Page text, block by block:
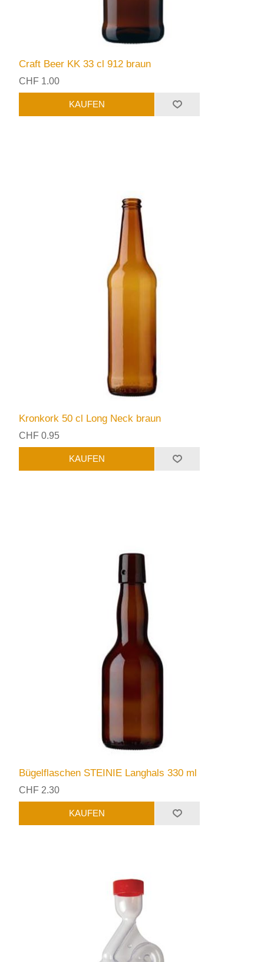
Craft Beer KK 33 cl 912 braun
CHF 1.00
Kronkork 50 cl Long Neck braun
CHF 0.95
Bügelflaschen STEINIE Langhals 330 ml
CHF 2.30